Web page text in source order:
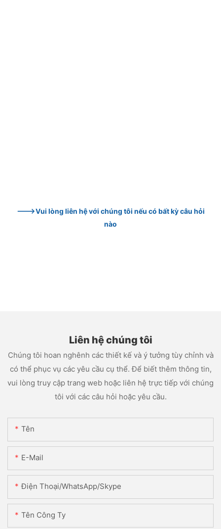
--->Vui lòng liên hệ với chúng tôi nếu có bất kỳ câu hỏi
nào
Liên hệ chúng tôi
Chúng tôi hoan nghênh các thiết kế và ý tưởng tùy chỉnh và
có thể phục vụ các yêu cầu cụ thể. Để biết thêm thông tin,
vui lòng truy cập trang web hoặc liên hệ trực tiếp với chúng
tôi với các câu hỏi hoặc yêu cầu.
Tên
E-Mail
Điện Thoại/WhatsApp/Skype
Tên Công Ty